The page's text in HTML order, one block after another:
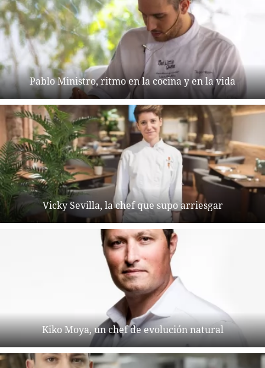
Pablo Ministro, ritmo en la cocina y en la vida
Vicky Sevilla, la chef que supo arriesgar
Kiko Moya, un chef de evolución natural